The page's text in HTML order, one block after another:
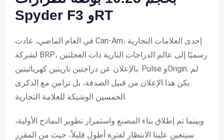
Spyder F3 وRT
في العام الماضي، عادت Can-Am، إحدى العلامات التجارية
لشركة BRP، رسميًا إلى عالم الدراجات النارية ذات العجلتين
بالإعلان عن دراجتين ناريتين كهربائيتين: Pulse وOrigin. لم
يكن هذا الإعلان من قبيل الصدفة، بل تزامن مع الذكرى
الخمسين الوشيكة للعلامة التجارية.
وبينما تم إطلاق بناء المصنع واستمرار تطوير النماذج الأولية،
سيتعين علينا الانتظار لفترة أطول قليلاً، حيث من المقرر